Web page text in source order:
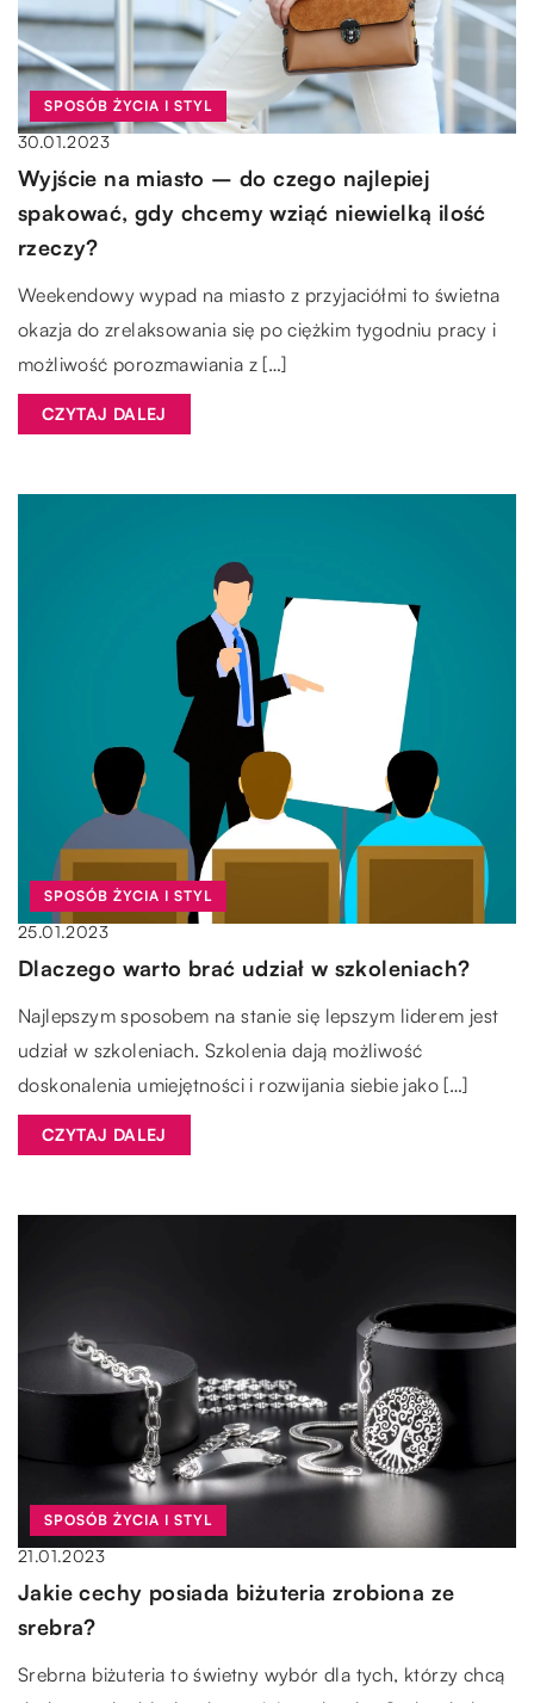
SPOSÓB ŻYCIA I STYL
30.01.2023
Wyjście na miasto – do czego najlepiej
spakować, gdy chcemy wziąć niewielką ilość
rzeczy?
Weekendowy wypad na miasto z przyjaciółmi to świetna
okazja do zrelaksowania się po ciężkim tygodniu pracy i
możliwość porozmawiania z […]
CZYTAJ DALEJ
SPOSÓB ŻYCIA I STYL
25.01.2023
Dlaczego warto brać udział w szkoleniach?
Najlepszym sposobem na stanie się lepszym liderem jest
udział w szkoleniach. Szkolenia dają możliwość
doskonalenia umiejętności i rozwijania siebie jako […]
CZYTAJ DALEJ
SPOSÓB ŻYCIA I STYL
21.01.2023
Jakie cechy posiada biżuteria zrobiona ze
srebra?
Srebrna biżuteria to świetny wybór dla tych, którzy chcą